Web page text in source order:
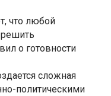
что любой
о готовности
сложная
политическими